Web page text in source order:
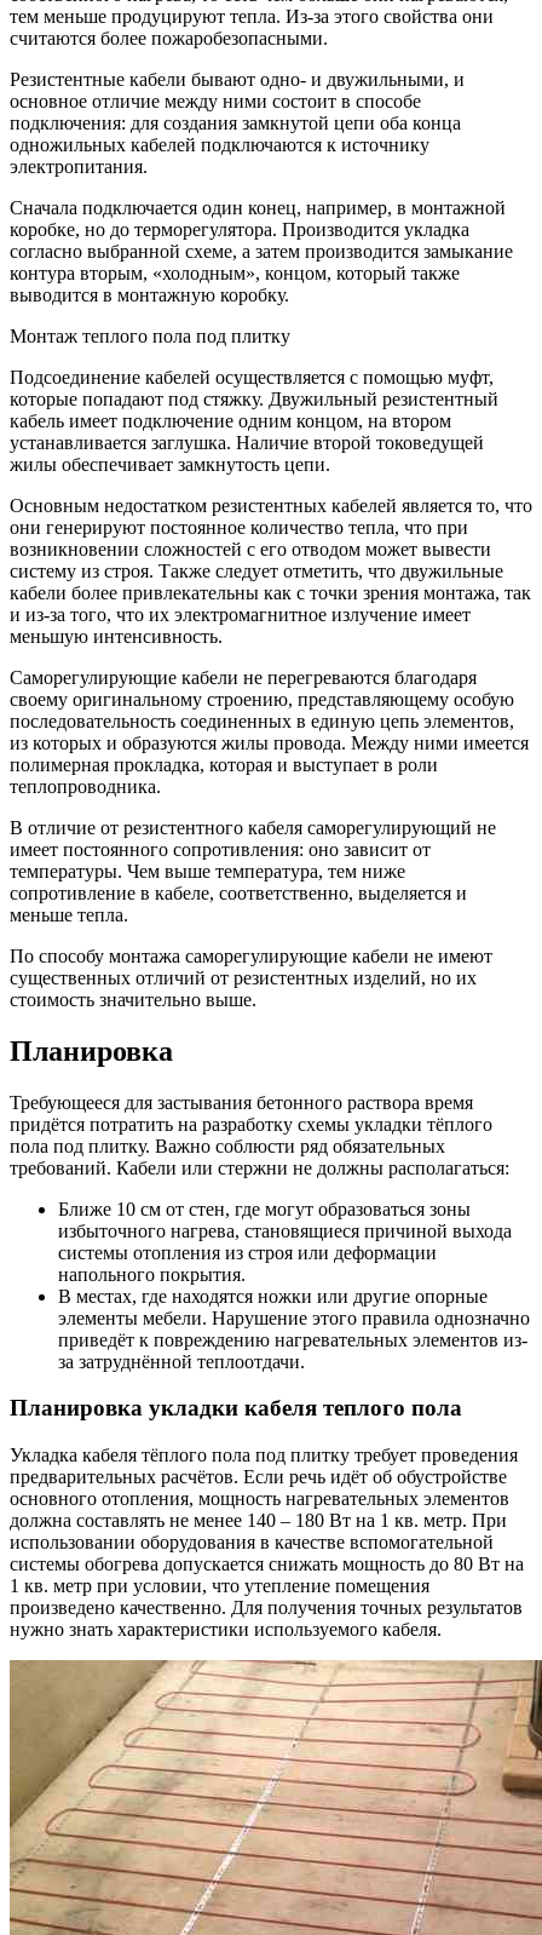
тем меньше продуцируют тепла. Из-за этого свойства они
считаются более пожаробезопасными.
Резистентные кабели бывают одно- и двужильными, и
основное отличие между ними состоит в способе
подключения: для создания замкнутой цепи оба конца
одножильных кабелей подключаются к источнику
электропитания.
Сначала подключается один конец, например, в монтажной
коробке, но до терморегулятора. Производится укладка
согласно выбранной схеме, а затем производится замыкание
контура вторым, «холодным», концом, который также
выводится в монтажную коробку.
Монтаж теплого пола под плитку
Подсоединение кабелей осуществляется с помощью муфт,
которые попадают под стяжку. Двужильный резистентный
кабель имеет подключение одним концом, на втором
устанавливается заглушка. Наличие второй токоведущей
жилы обеспечивает замкнутость цепи.
Основным недостатком резистентных кабелей является то, что
они генерируют постоянное количество тепла, что при
возникновении сложностей с его отводом может вывести
систему из строя. Также следует отметить, что двужильные
кабели более привлекательны как с точки зрения монтажа, так
и из-за того, что их электромагнитное излучение имеет
меньшую интенсивность.
Саморегулирующие кабели не перегреваются благодаря
своему оригинальному строению, представляющему особую
последовательность соединенных в единую цепь элементов,
из которых и образуются жилы провода. Между ними имеется
полимерная прокладка, которая и выступает в роли
теплопроводника.
В отличие от резистентного кабеля саморегулирующий не
имеет постоянного сопротивления: оно зависит от
температуры. Чем выше температура, тем ниже
сопротивление в кабеле, соответственно, выделяется и
меньше тепла.
По способу монтажа саморегулирующие кабели не имеют
существенных отличий от резистентных изделий, но их
стоимость значительно выше.
Планировка
Требующееся для застывания бетонного раствора время
придётся потратить на разработку схемы укладки тёплого
пола под плитку. Важно соблюсти ряд обязательных
требований. Кабели или стержни не должны располагаться:
Ближе 10 см от стен, где могут образоваться зоны
избыточного нагрева, становящиеся причиной выхода
системы отопления из строя или деформации
напольного покрытия.
В местах, где находятся ножки или другие опорные
элементы мебели. Нарушение этого правила однозначно
приведёт к повреждению нагревательных элементов из-
за затруднённой теплоотдачи.
Планировка укладки кабеля теплого пола
Укладка кабеля тёплого пола под плитку требует проведения
предварительных расчётов. Если речь идёт об обустройстве
основного отопления, мощность нагревательных элементов
должна составлять не менее 140 – 180 Вт на 1 кв. метр. При
использовании оборудования в качестве вспомогательной
системы обогрева допускается снижать мощность до 80 Вт на
1 кв. метр при условии, что утепление помещения
произведено качественно. Для получения точных результатов
нужно знать характеристики используемого кабеля.